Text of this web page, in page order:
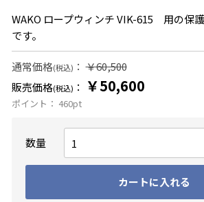
WAKO ロープウィンチ VIK-615 用の保
です。
通常価格(税込) ：￥60,500
販売価格(税込) ： ￥50,600
ポイント： 460pt
数量
カートに入れる